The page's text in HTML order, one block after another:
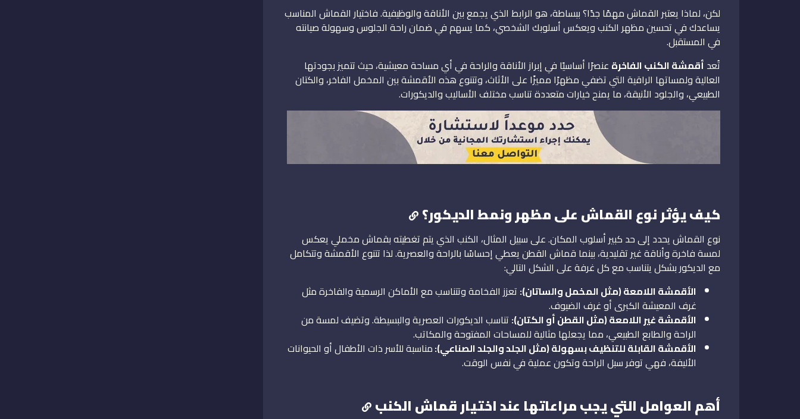
لكن، لماذا يعتبر القماش مهمًا جدًا؟ ببساطة، هو الرابط الذي يجمع بين الأناقة والوظيفية. فاختيار القماش المناسب
يساعدك في تحسين مظهر الكنب ويعكس أسلوبك الشخصي، كما يسهم في ضمان راحة الجلوس وسهولة صيانته
في المستقبل.
تُعد أقمشة الكنب الفاخرة عنصرًا أساسيًا في إبراز الأناقة والراحة في أي مساحة معيشية، حيث تتميز بجودتها
العالية ولمساتها الراقية التي تضفي مظهرًا مميزًا على الأثاث، وتتنوع هذه الأقمشة بين المخمل الفاخر، والكتان
الطبيعي، والجلود الأنيقة، ما يمنح خيارات متعددة تناسب مختلف الأساليب والديكورات.
كيف يؤثر نوع القماش على مظهر ونمط الديكور؟
نوع القماش يحدد إلى حد كبير أسلوب المكان. على سبيل المثال، الكنب الذي يتم تغطيته بقماش مخملي يعكس
لمسة فاخرة وأناقة غير تقليدية، بينما قماش القطن يعطي إحساسًا بالراحة والعصرية. لذا تتنوع الأقمشة وتتكامل
مع الديكور بشكل يتناسب مع كل غرفة على الشكل التالي:
الأقمشة اللامعة (مثل المخمل والساتان): تعزز الفخامة وتتناسب مع الأماكن الرسمية والفاخرة مثل
غرف المعيشة الكبرى أو غرف الضيوف.
الأقمشة غير اللامعة (مثل القطن أو الكتان): تناسب الديكورات العصرية والبسيطة. وتضيف لمسة من
الراحة والطابع الطبيعي، مما يجعلها مثالية للمساحات المفتوحة والمكاتب.
الأقمشة القابلة للتنظيف بسهولة (مثل الجلد والجلد الصناعي):مناسبة للأسر ذات الأطفال أو الحيوانات
الأليفة، فهي توفر سبل الراحة وتكون عملية في نفس الوقت.
أهم العوامل التي يجب مراعاتها عند اختيار قماش الكنب